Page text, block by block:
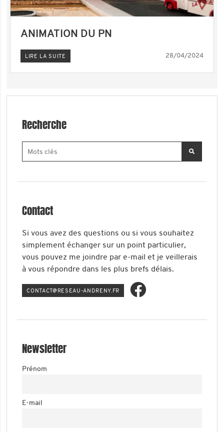
ANIMATION DU PN
LIRE LA SUITE 28/04/2024
Recherche
Contact
Si vous avez des questions ou si vous souhaitez
simplement échanger sur un point particulier,
vous pouvez me joindre par e-mail et je veillerais
à vous répondre dans les plus brefs délais.
RF.YN
ERDNA
-UAES
ER@TC
ATNOC
Newsletter
Prénom
E-mail